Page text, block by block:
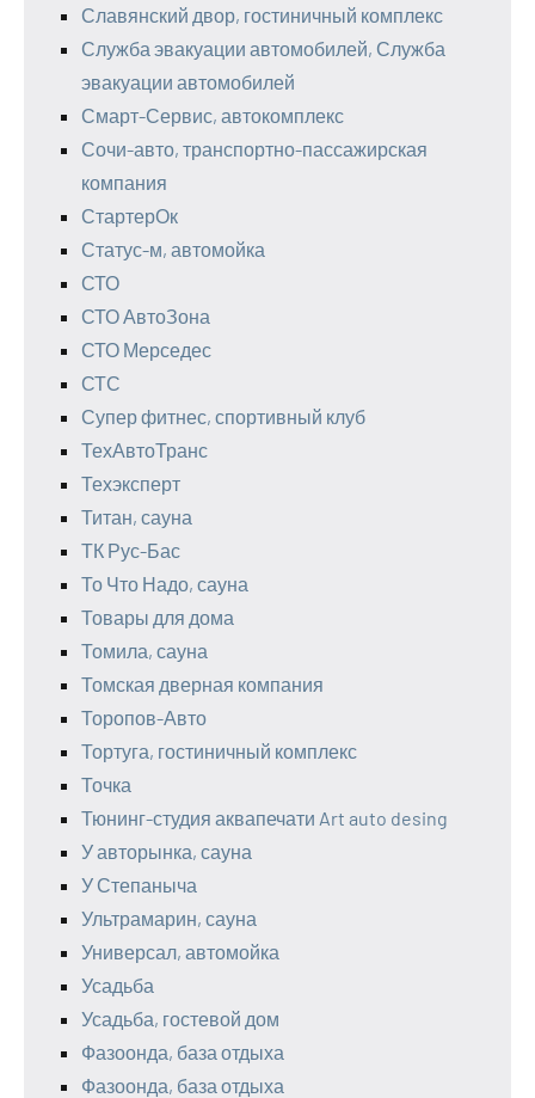
Славянский двор, гостиничный комплекс
Служба эвакуации автомобилей, Служба
эвакуации автомобилей
Смарт-Сервис, автокомплекс
Сочи-авто, транспортно-пассажирская
компания
СтартерОк
Статус-м, автомойка
СТО
СТО АвтоЗона
СТО Мерседес
СТС
Супер фитнес, спортивный клуб
ТехАвтоТранс
Техэксперт
Титан, сауна
ТК Рус-Бас
То Что Надо, сауна
Товары для дома
Томила, сауна
Томская дверная компания
Торопов-Авто
Тортуга, гостиничный комплекс
Точка
Тюнинг-студия аквапечати Art auto desing
У авторынка, сауна
У Степаныча
Ультрамарин, сауна
Универсал, автомойка
Усадьба
Усадьба, гостевой дом
Фазоонда, база отдыха
Фазоонда, база отдыха